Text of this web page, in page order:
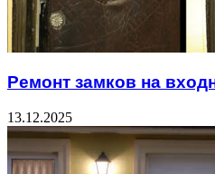
Ремонт замков на
13.12.2025